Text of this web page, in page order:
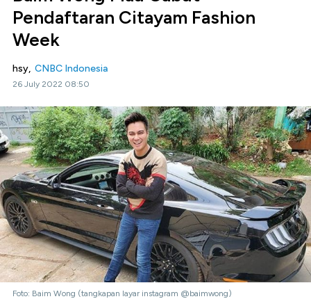
Pendaftaran Citayam Fashion
Week
hsy, CNBC Indonesia
26 July 2022 08:50
Foto: Baim Wong (tangkapan layar instagram @baimwong)